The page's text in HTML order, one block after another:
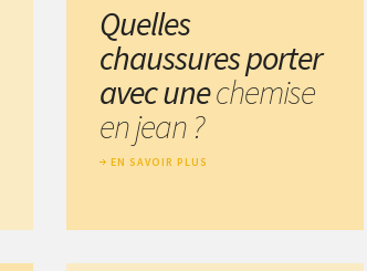
Quelles
chaussures porter
avec unechemise
en jean ?
EN SAVOIR PLUS